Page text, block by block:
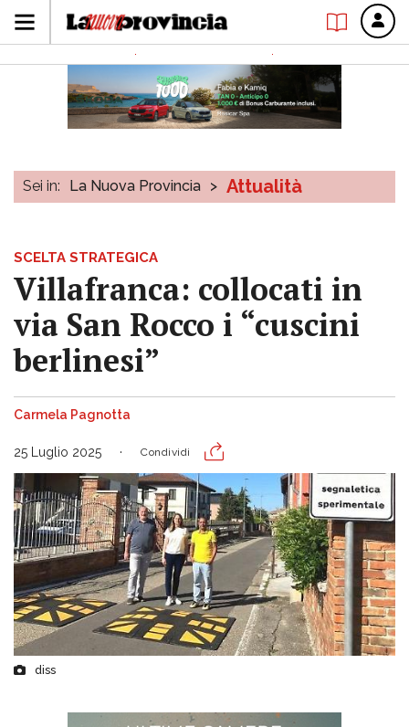
Sei in: La Nuova Provincia > Attualità
SCELTA STRATEGICA
Villafranca: collocati in
via San Rocco i “cuscini
berlinesi”
Carmela Pagnotta
25 Luglio 2025 Condividi
diss